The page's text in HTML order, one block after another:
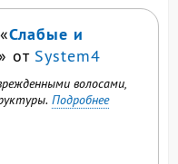
Слабые и
» от System4
волосами,
Подробнее